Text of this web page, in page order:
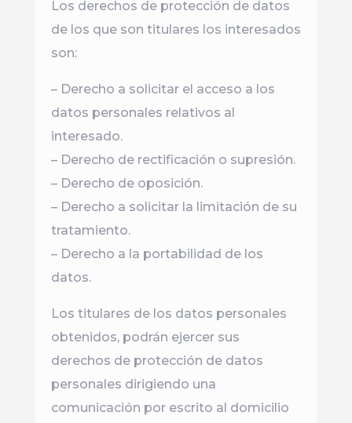
Los derechos de protección de datos
de los que son titulares los interesados
son:
– Derecho a solicitar el acceso a los
datos personales relativos al
interesado.
– Derecho de rectificación o supresión.
– Derecho de oposición.
– Derecho a solicitar la limitación de su
tratamiento.
– Derecho a la portabilidad de los
datos.
Los titulares de los datos personales
obtenidos, podrán ejercer sus
derechos de protección de datos
personales dirigiendo una
comunicación por escrito al domicilio